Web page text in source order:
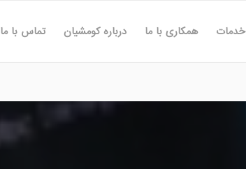
خدمات همکاری با ما درباره کومشیان تماس با ما